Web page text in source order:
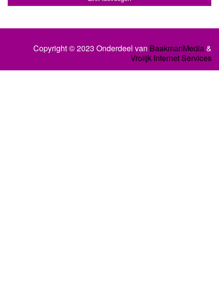
Copyright © 2023 Onderdeel van BaakmanMedia&
Vrolijk Internet Services